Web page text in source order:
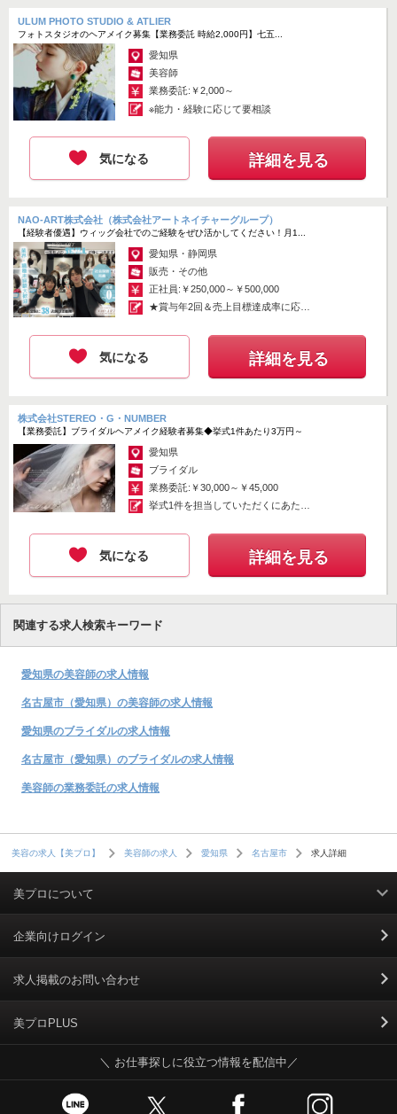
ULUM PHOTO STUDIO & ATLIER
フォトスタジオのヘアメイク募集【業務委託 時給2,000円】七五...
愛知県
美容師
業務委託:￥2,000～
※能力・経験に応じて要相談
気になる 詳細を見る
NAO-ART株式会社（株式会社アートネイチャーグループ）
【経験者優遇】ウィッグ会社でのご経験をぜひ活かしてください！月1...
愛知県・静岡県
販売・その他
正社員:￥250,000～￥500,000
気になる 詳細を見る
株式会社STEREO・G・NUMBER
【業務委託】ブライダルヘアメイク経験者募集◆挙式1件あたり3万円～
愛知県
ブライダル
業務委託:￥30,000～￥45,000
気になる 詳細を見る
関連する求人検索キーワード
愛知県の美容師の求人情報
名古屋市（愛知県）の美容師の求人情報
愛知県のブライダルの求人情報
名古屋市（愛知県）のブライダルの求人情報
美容師の業務委託の求人情報
美容の求人【美プロ】 美容師の求人 愛知県 名古屋市 求人詳細
美プロについて
利用規約
掲載規約
個人情報保護ポリシー
個人情報のお取り扱いについて
Cookieポリシー
企業向けログイン
求人掲載のお問い合わせ
美プロPLUS
＼ お仕事探しに役立つ情報を配信中／